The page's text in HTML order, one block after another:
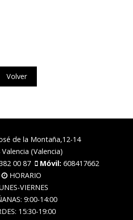
Volver
de la Montaña,12-14
Valencia (Valencia)
00 87 Móvil: 608417662
HORARIO
VIERNES
9:00-14:00
15:30-19:00